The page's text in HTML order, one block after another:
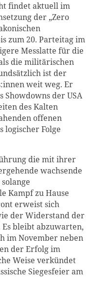
findet aktuell im
der „Zero
zum 20. Parteitag im
Messlatte für die
die militärischen
ist der
weit weg. Er
der USA
des Kalten
offenen
logischer Folge
die mit ihrer
wachsende
Kampf zu Hause
erweist sich
der Widerstand der
bleibt abzuwarten,
im November neben
der Erfolg im
Weise verkündet
Siegesfeier am